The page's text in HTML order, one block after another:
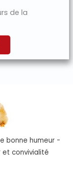
de la
bonne humeur -
et convivialité